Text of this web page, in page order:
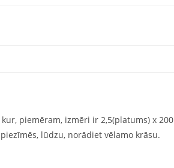
piemēram, izmēri ir 2,5(platums) x 200
lūdzu, norādiet vēlamo krāsu.